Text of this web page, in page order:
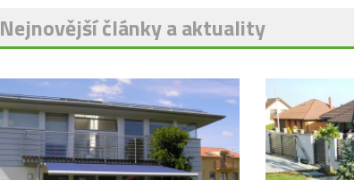
Nejnovější články a aktuality